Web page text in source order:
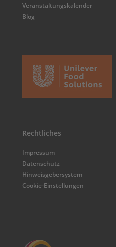
Veranstaltungskalender
Blog
Rechtliches
Impressum
Datenschutz
Hinweisgebersystem
Cookie-Einstellungen